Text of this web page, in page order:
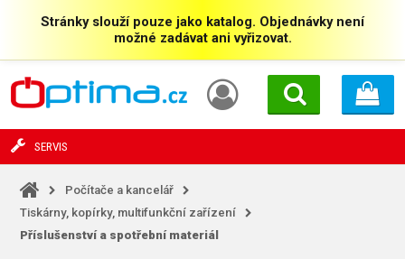
Stránky slouží pouze jako katalog. Objednávky není
možné zadávat ani vyřizovat.
SERVIS
Počítače a kancelář
Tiskárny, kopírky, multifunkční zařízení
Příslušenství a spotřební materiál